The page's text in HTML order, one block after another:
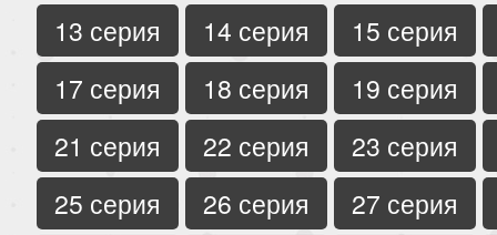
13 серия
14 серия
15 серия
17 серия
18 серия
19 серия
21 серия
22 серия
23 серия
25 серия
26 серия
27 серия